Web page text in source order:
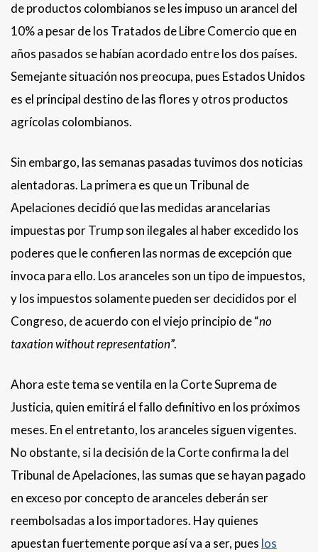
de productos colombianos se les impuso un arancel del
10% a pesar de los Tratados de Libre Comercio que en
años pasados se habían acordado entre los dos países.
Semejante situación nos preocupa, pues Estados Unidos
es el principal destino de las flores y otros productos
agrícolas colombianos.
Sin embargo, las semanas pasadas tuvimos dos noticias
alentadoras. La primera es que un Tribunal de
Apelaciones decidió que las medidas arancelarias
impuestas por Trump son ilegales al haber excedido los
poderes que le confieren las normas de excepción que
invoca para ello. Los aranceles son un tipo de impuestos,
y los impuestos solamente pueden ser decididos por el
Congreso, de acuerdo con el viejo principio de “no
taxation without representation”.
Ahora este tema se ventila en la Corte Suprema de
Justicia, quien emitirá el fallo definitivo en los próximos
meses. En el entretanto, los aranceles siguen vigentes.
No obstante, si la decisión de la Corte confirma la del
Tribunal de Apelaciones, las sumas que se hayan pagado
en exceso por concepto de aranceles deberán ser
reembolsadas a los importadores. Hay quienes
apuestan fuertemente porque así va a ser, pues los